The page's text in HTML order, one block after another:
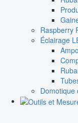
Raspberry
Éclairage
Domotique